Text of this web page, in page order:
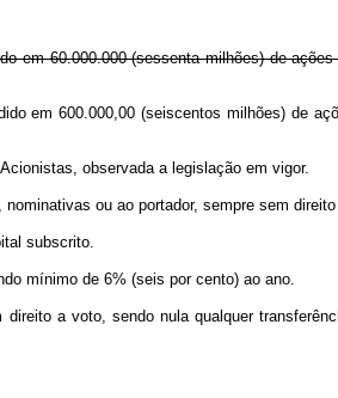
em 60.000.000 (sessenta milhões) de
em 600.000,00 (seiscentos milhões) de
de Acionistas, observada a legislação em
ou ao portador, sempre sem
subscrito.
mínimo de 6% (seis por cento) ao ano.
a voto, sendo nula qualquer